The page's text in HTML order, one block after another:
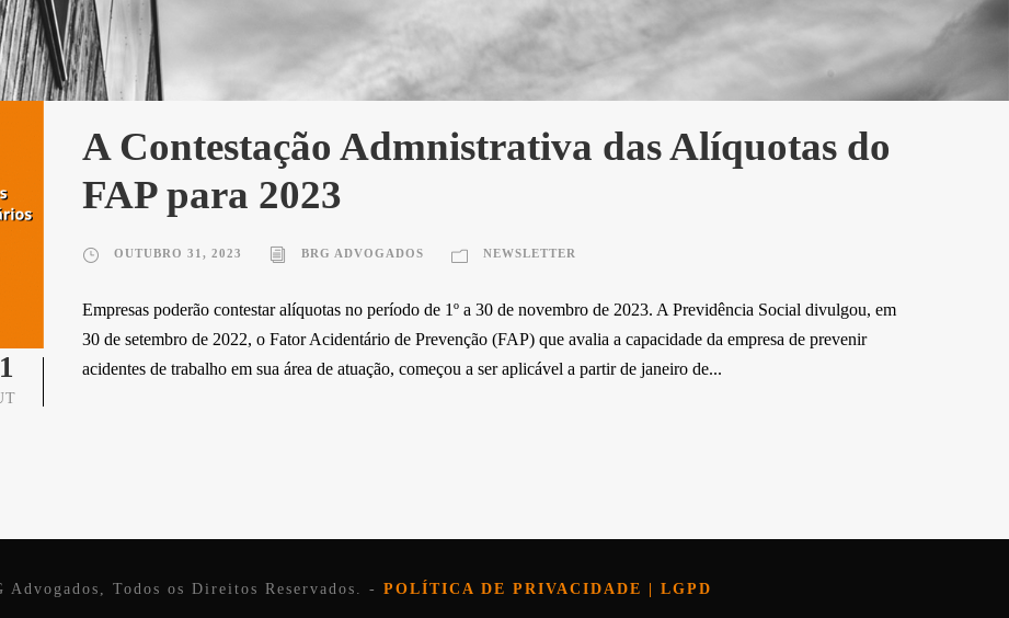
A Contestação Admnistrativa das Alíquotas do
FAP para 2023
OUTUBRO 31, 2023 BRG ADVOGADOS NEWSLETTER
Empresas poderão contestar alíquotas no período de 1º a 30 de novembro de 2023. A Previdência Social divulgou, em
30 de setembro de 2022, o Fator Acidentário de Prevenção (FAP) que avalia a capacidade da empresa de prevenir
acidentes de trabalho em sua área de atuação, começou a ser aplicável a partir de janeiro de...
Advogados, Todos os Direitos Reservados. - POLÍTICA DE PRIVACIDADE | LGPD